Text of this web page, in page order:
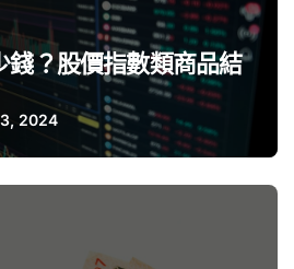
錢？股價指數類商品結
2024